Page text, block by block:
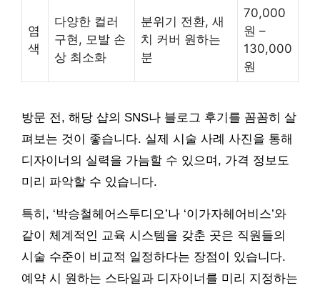
염
색
다양한 컬러
구현, 모발 손
상 최소화
분위기 전환, 새
치 커버 원하는
분
70,000
원 –
130,000
원
방문 전, 해당 샵의 SNS나 블로그 후기를 꼼꼼히 살
펴보는 것이 좋습니다. 실제 시술 사례 사진을 통해
디자이너의 실력을 가늠할 수 있으며, 가격 정보도
미리 파악할 수 있습니다.
특히, ‘박승철헤어스투디오’나 ‘이가자헤어비스’와
같이 체계적인 교육 시스템을 갖춘 곳은 직원들의
시술 수준이 비교적 일정하다는 장점이 있습니다.
예약 시 원하는 스타일과 디자이너를 미리 지정하는